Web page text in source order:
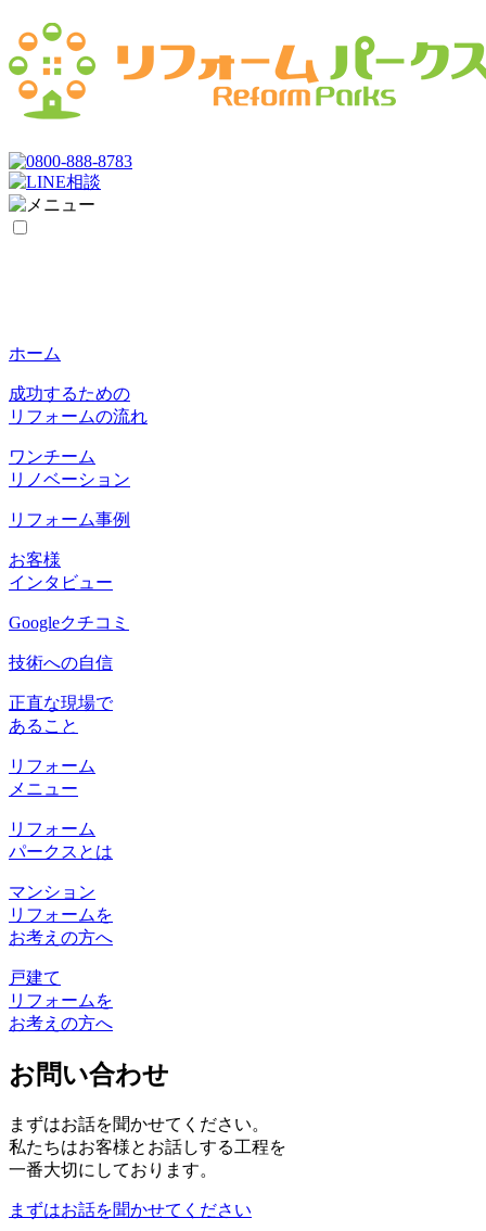
ホーム
成功するための
リフォームの流れ
ワンチーム
リノベーション
リフォーム事例
お客様
インタビュー
Googleクチコミ
技術への自信
正直な現場で
あること
リフォーム
メニュー
リフォーム
パークスとは
マンション
リフォームを
お考えの方へ
戸建て
リフォームを
お考えの方へ
お問い合わせ
まずはお話を聞かせてください。
私たちはお客様とお話しする工程を
一番大切にしております。
まずはお話を聞かせてください